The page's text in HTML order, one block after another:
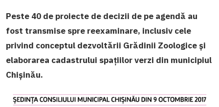
Peste 40 de proiecte de decizii de pe agendă au
fost transmise spre reexaminare, inclusiv cele
privind conceptul dezvoltării Grădinii Zoologice și
elaborarea cadastrului spațiilor verzi din municipiul
Chișinău.